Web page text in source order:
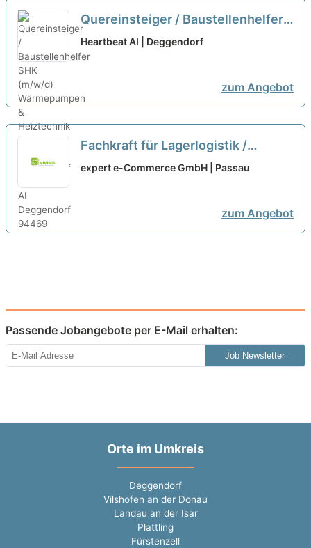
Quereinsteiger / Baustellenhelfer
SHK (m/w/d) Wärmepumpen &
Heiztechnik - 1KOMMA5
Heartbeat AI | Deggendorf
zum Angebot
Fachkraft für Lagerlogistik /
Lagerist / Quereinsteiger (m/w/x)
expert e-Commerce GmbH | Passau
zum Angebot
Passende Jobangebote per E-Mail erhalten:
Job Newsletter
Orte im Umkreis
Deggendorf
Vilshofen an der Donau
Landau an der Isar
Plattling
Fürstenzell